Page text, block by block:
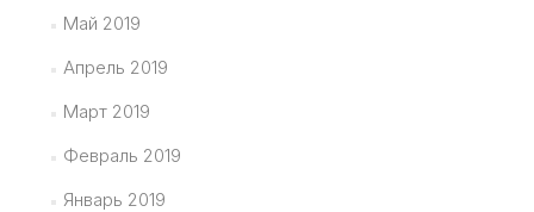
Май 2019
Апрель 2019
Март 2019
Февраль 2019
Январь 2019